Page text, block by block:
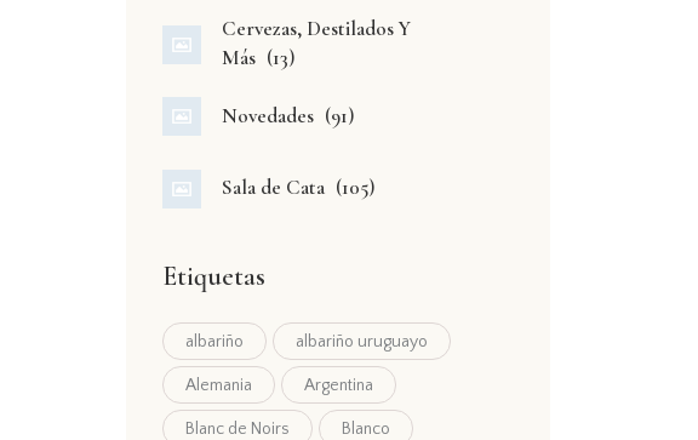
Cervezas, Destilados Y
Más (13)
Novedades (91)
Sala de Cata (105)
Etiquetas
albariño albariño uruguayo
Alemania Argentina
Blanc de Noirs Blanco